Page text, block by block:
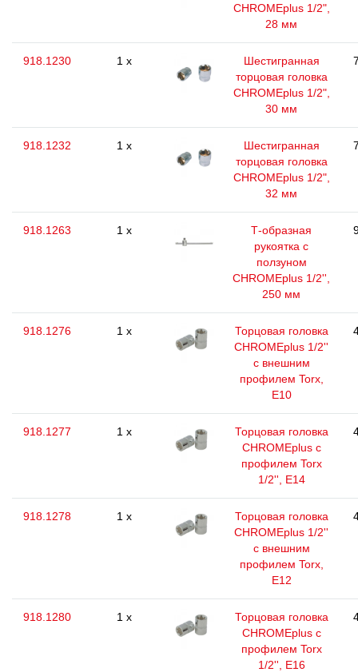
CHROMEplus 1/2",
28 мм
918.1230 1 x
Шестигранная
торцовая головка
CHROMEplus 1/2",
30 мм
918.1232 1 x
Шестигранная
торцовая головка
CHROMEplus 1/2",
32 мм
918.1263 1 x
Т-образная
рукоятка с
ползуном
CHROMEplus 1/2'',
250 мм
918.1276 1 x
Торцовая головка
CHROMEplus 1/2''
с внешним
профилем Torx,
E10
918.1277 1 x
Торцовая головка
CHROMEplus с
профилем Torx
1/2'', E14
918.1278 1 x
Торцовая головка
CHROMEplus 1/2''
с внешним
профилем Torx,
E12
918.1280 1 x
Торцовая головка
CHROMEplus с
профилем Torx
1/2'', E16